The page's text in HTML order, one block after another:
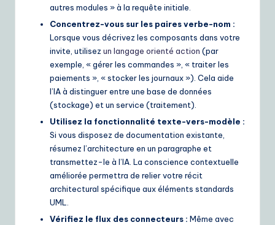
autres modules » à la requête initiale.
Concentrez-vous sur les paires verbe-nom :
Lorsque vous décrivez les composants dans votre
invite, utilisez un langage orienté action (par
exemple, « gérer les commandes », « traiter les
paiements », « stocker les journaux »). Cela aide
l’IA à distinguer entre une base de données
(stockage) et un service (traitement).
Utilisez la fonctionnalité texte-vers-modèle :
Si vous disposez de documentation existante,
résumez l’architecture en un paragraphe et
transmettez-le à l’IA. La conscience contextuelle
améliorée permettra de relier votre récit
architectural spécifique aux éléments standards
UML.
Vérifiez le flux des connecteurs : Même avec